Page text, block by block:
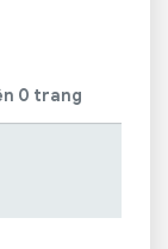
0 trang